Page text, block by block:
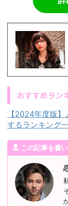
おすすめラン
【2024年度版
するランキング
この記事を書